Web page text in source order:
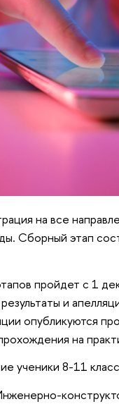
на все
Сборный этап
пройдет с 1
и
опубликуются
на
ученики 8-11